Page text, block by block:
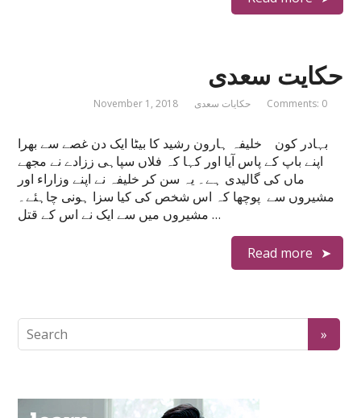
حکایت سعدی
November 1, 2018 حکایات سعدی Comments: 0
بہادر کون خلیفہ ہارون رشید کا بیٹا ایک دن غصے سے بھرا
اپنے باپ کے پاس آیا اور کہا کہ فلاں سپاہی ززادے نے مجھے
ماں کی گالیدی ہے۔ یہ سن کر خلیفہ نے اپنے وزاراء اور
مشیروں سے پوچھا کہ اس شخص کی کیا سزا ہونی چاہئے۔
مشیروں میں سے ایک نے اس کے قتل …
Read more